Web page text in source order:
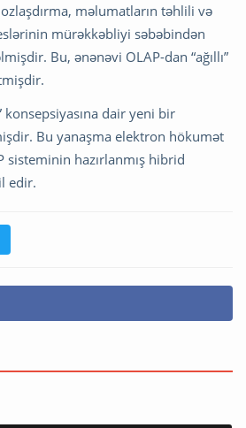
məlumatların təhlili və
mürəkkəbliyi səbəbindən
Bu, ənənəvi OLAP-dan “ağıllı”
konsepsiyasına dair yeni bir
Bu yanaşma elektron hökumət
sisteminin hazırlanmış hibrid
edir.